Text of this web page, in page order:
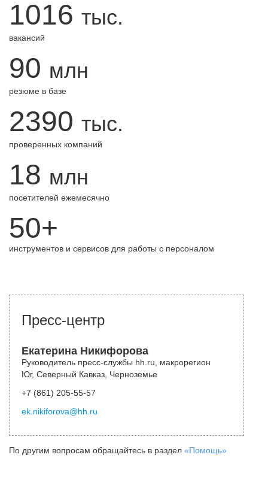
1016 тыс.
вакансий
90 млн
резюме в базе
2390 тыс.
проверенных компаний
18 млн
посетителей ежемесячно
50+
инструментов и сервисов для работы с персоналом
Пресс-центр
Екатерина Никифорова
Руководитель пресс-службы hh.ru, макрорегион
Юг, Северный Кавказ, Черноземье
+7 (861) 205-55-57
ek.nikiforova@hh.ru
По другим вопросам обращайтесь в раздел «Помощь»